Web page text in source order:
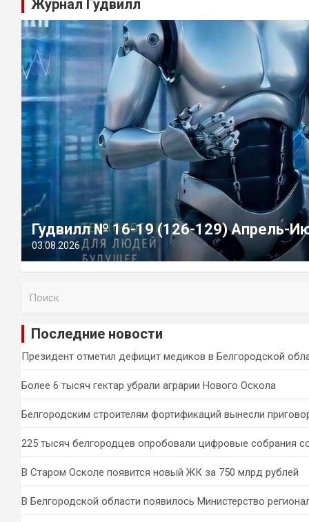
Журнал Гудвилл
Гудвилл № 16-19 (126-129) Апрель-
03.08.2026
и
Последние новости
Президент отметил дефицит медиков в Белгородской
Более 6 тысяч гектар убрали аграрии Нового Оскола
Белгородским строителям фортификаций вынесли
225 тысяч белгородцев опробовали цифровые собрания
В Старом Осколе появится новый ЖК за 750 млрд рублей
В Белгородской области появилось Министерство